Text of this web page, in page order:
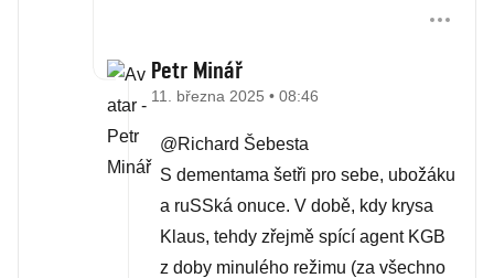
Petr Minář
11. března 2025 • 08:46
@Richard Šebesta
S dementama šetři pro sebe, ubožáku
a ruSSká onuce. V době, kdy krysa
Klaus, tehdy zřejmě spící agent KGB
z doby minulého režimu (za všechno